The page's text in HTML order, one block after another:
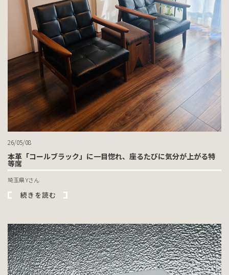
26/05/08
本革「コールブラック」に一目惚れ、座るたびに気分が上がる特
等席
埼玉県 Yさん
続きを読む